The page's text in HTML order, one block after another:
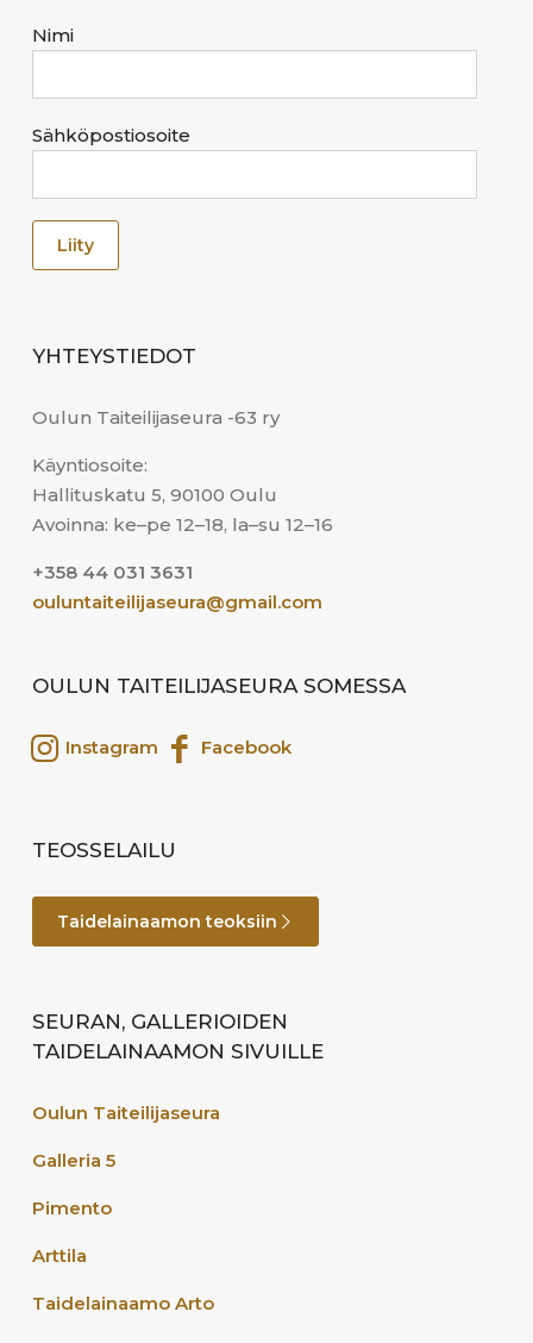
Nimi
Sähköpostiosoite
YHTEYSTIEDOT
Oulun Taiteilijaseura -63 ry
Käyntiosoite:
Hallituskatu 5, 90100 Oulu
Avoinna: ke–pe 12–18, la–su 12–16
+358 44 031 3631
ouluntaiteilijaseura@gmail.com
OULUN TAITEILIJASEURA SOMESSA
Instagram Facebook
TEOSSELAILU
Taidelainaamon teoksiin
SEURAN, GALLERIOIDEN
TAIDELAINAAMON SIVUILLE
Oulun Taiteilijaseura
Galleria 5
Pimento
Arttila
Taidelainaamo Arto